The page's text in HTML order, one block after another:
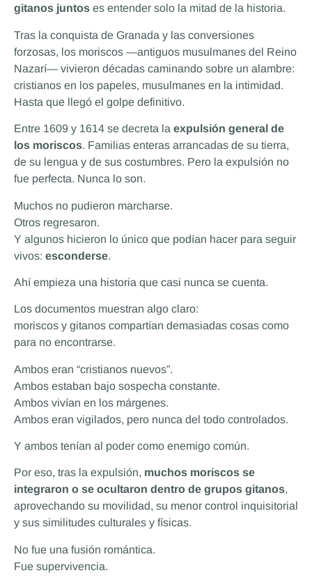
gitanos juntos es entender solo la mitad de la historia.
Tras la conquista de Granada y las conversiones
forzosas, los moriscos —antiguos musulmanes del Reino
Nazarí— vivieron décadas caminando sobre un alambre:
cristianos en los papeles, musulmanes en la intimidad.
Hasta que llegó el golpe definitivo.
Entre 1609 y 1614 se decreta la expulsión general de
los moriscos. Familias enteras arrancadas de su tierra,
de su lengua y de sus costumbres. Pero la expulsión no
fue perfecta. Nunca lo son.
Muchos no pudieron marcharse.
Otros regresaron.
Y algunos hicieron lo único que podían hacer para seguir
vivos: esconderse.
Ahí empieza una historia que casi nunca se cuenta.
Los documentos muestran algo claro:
moriscos y gitanos compartían demasiadas cosas como
para no encontrarse.
Ambos eran “cristianos nuevos”.
Ambos estaban bajo sospecha constante.
Ambos vivían en los márgenes.
Ambos eran vigilados, pero nunca del todo controlados.
Y ambos tenían al poder como enemigo común.
Por eso, tras la expulsión, muchos moriscos se
integraron o se ocultaron dentro de grupos gitanos,
aprovechando su movilidad, su menor control inquisitorial
y sus similitudes culturales y físicas.
No fue una fusión romántica.
Fue supervivencia.